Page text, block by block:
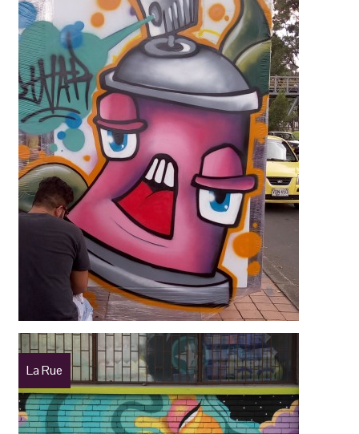
La Rue